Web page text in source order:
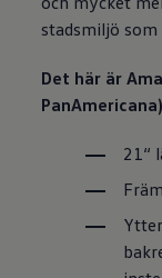
stadsmiljö
Det här är
21“